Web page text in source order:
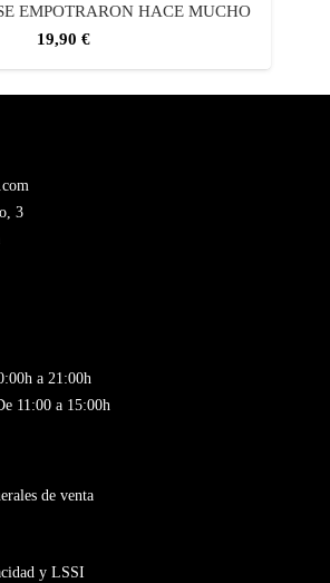
EMPOTRARON HACE MUCHO
19,90 €
3
a 21:00h
11:00 a 15:00h
de venta
y LSSI